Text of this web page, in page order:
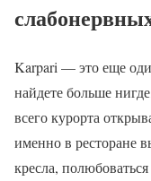
Karpari — это еще
найдете больше
всего курорта
именно в ресторане
кресла,